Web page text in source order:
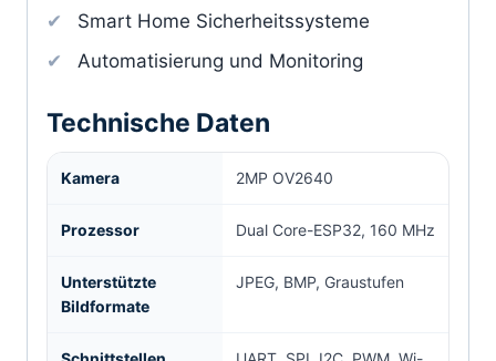
Smart Home Sicherheitssysteme
Automatisierung und Monitoring
Technische Daten
Kamera 2MP OV2640
Prozessor Dual Core-ESP32, 160 MHz
Unterstützte
Bildformate
JPEG, BMP, Graustufen